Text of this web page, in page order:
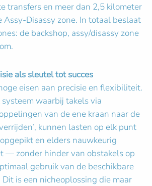
transfers en meer dan 2,5 kilometer
Assy-Disassy zone. In totaal beslaat
de backshop, assy/disassy zone
als sleutel tot succes
eisen aan precisie en flexibiliteit.
waarbij takels via
van de ene kraan naar de
kunnen lasten op elk punt
en elders nauwkeurig
— zonder hinder van obstakels op
gebruik van de beschikbare
is een nicheoplossing die maar